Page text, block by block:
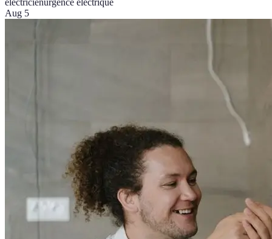
électricienurgence électrique
Aug 5